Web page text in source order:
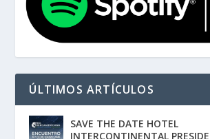
ÚLTIMOS ARTÍCULOS
SAVE THE DATE HOTEL
INTERCONTINENTAL